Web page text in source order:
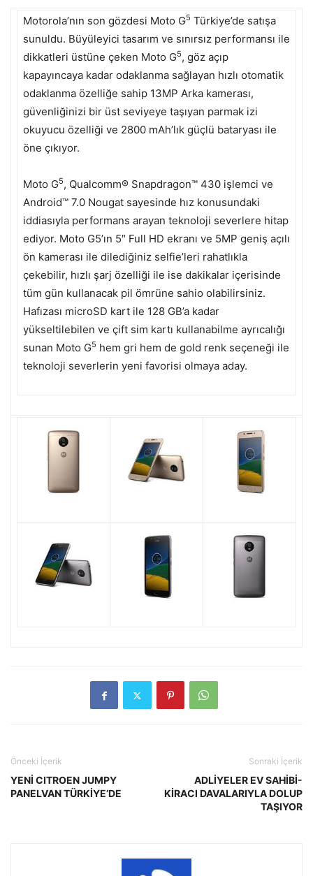
Motorola’nın son gözdesi Moto G5 Türkiye’de satışa
sunuldu. Büyüleyici tasarım ve sınırsız performansı ile
dikkatleri üstüne çeken Moto G5, göz açıp
kapayıncaya kadar odaklanma sağlayan hızlı otomatik
odaklanma özelliğe sahip 13MP Arka kamerası,
güvenliğinizi bir üst seviyeye taşıyan parmak izi
okuyucu özelliği ve 2800 mAh’lık güçlü bataryası ile
öne çıkıyor.
Moto G5, Qualcomm® Snapdragon™ 430 işlemci ve
Android™ 7.0 Nougat sayesinde hız konusundaki
iddiasıyla performans arayan teknoloji severlere hitap
ediyor. Moto G5’ın 5″ Full HD ekranı ve 5MP geniş açılı
ön kamerası ile dilediğiniz selfie’leri rahatlıkla
çekebilir, hızlı şarj özelliği ile ise dakikalar içerisinde
tüm gün kullanacak pil ömrüne sahio olabilirsiniz.
Hafızası microSD kart ile 128 GB’a kadar
yükseltilebilen ve çift sim kartı kullanabilme ayrıcalığı
sunan Moto G5 hem gri hem de gold renk seçeneği ile
teknoloji severlerin yeni favorisi olmaya aday.
Önceki İçerik
YENİ CITROEN JUMPY
PANELVAN TÜRKİYE’DE
Sonraki İçerik
ADLİYELER EV SAHİBİ-
KİRACI DAVALARIYLA DOLUP
TAŞIYOR